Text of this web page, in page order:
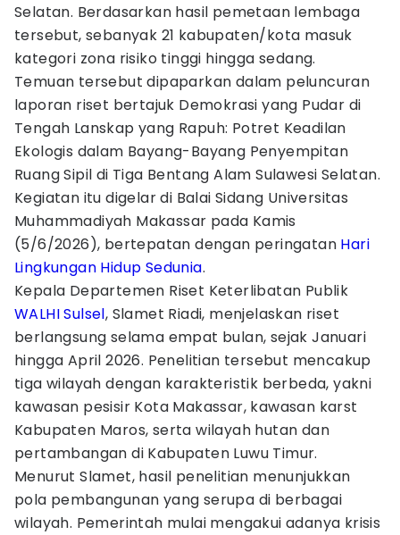
Selatan. Berdasarkan hasil pemetaan lembaga
tersebut, sebanyak 21 kabupaten/kota masuk
kategori zona risiko tinggi hingga sedang.
Temuan tersebut dipaparkan dalam peluncuran
laporan riset bertajuk Demokrasi yang Pudar di
Tengah Lanskap yang Rapuh: Potret Keadilan
Ekologis dalam Bayang-Bayang Penyempitan
Ruang Sipil di Tiga Bentang Alam Sulawesi Selatan.
Kegiatan itu digelar di Balai Sidang Universitas
Muhammadiyah Makassar pada Kamis
(5/6/2026), bertepatan dengan peringatan Hari
Lingkungan Hidup Sedunia.
Kepala Departemen Riset Keterlibatan Publik
WALHI Sulsel, Slamet Riadi, menjelaskan riset
berlangsung selama empat bulan, sejak Januari
hingga April 2026. Penelitian tersebut mencakup
tiga wilayah dengan karakteristik berbeda, yakni
kawasan pesisir Kota Makassar, kawasan karst
Kabupaten Maros, serta wilayah hutan dan
pertambangan di Kabupaten Luwu Timur.
Menurut Slamet, hasil penelitian menunjukkan
pola pembangunan yang serupa di berbagai
wilayah. Pemerintah mulai mengakui adanya krisis